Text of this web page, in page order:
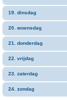
19. dinsdag
20. woensdag
21. donderdag
22. vrijdag
23. zaterdag
24. zondag